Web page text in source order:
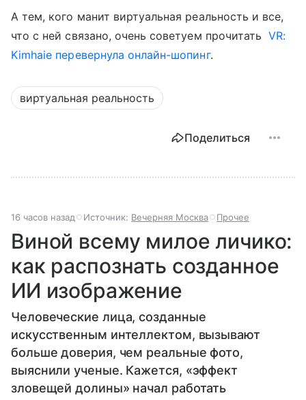
А тем, кого манит виртуальная реальность и все,
что с ней связано, очень советуем прочитатьVR:
Kimhaie перевернула онлайн-шопинг.
виртуальная реальность
Поделиться
16 часов назад Источник: Вечерняя Москва Прочее
Виной всему милое личико:
как распознать созданное
ИИ изображение
Человеческие лица, созданные
искусственным интеллектом, вызывают
больше доверия, чем реальные фото,
выяснили ученые. Кажется, «эффект
зловещей долины» начал работать